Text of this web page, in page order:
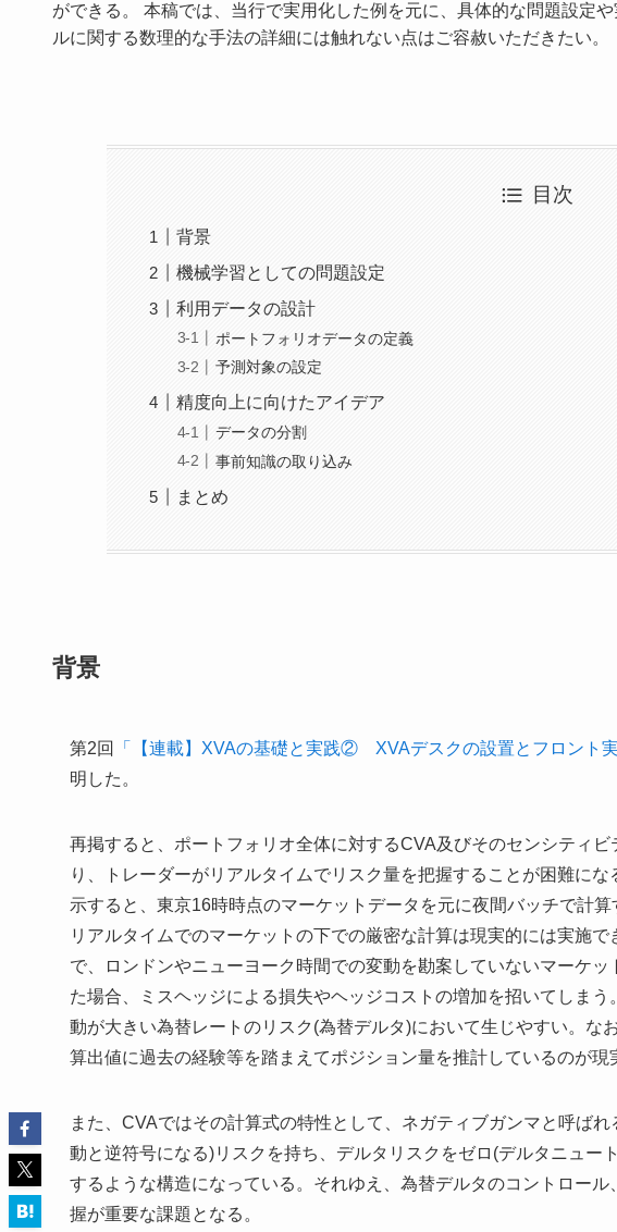
ができる。 本稿では、当行で実用化した例を元に、具体的な問題設定
ルに関する数理的な手法の詳細には触れない点はご容赦いただきたい。
目次
背景
機械学習としての問題設定
利用データの設計
ポートフォリオデータの定義
予測対象の設定
精度向上に向けたアイデア
データの分割
事前知識の取り込み
まとめ
背景
第2回 「【連載】XVAの基礎と実践② XVAデスクの設置とフロント実
明した。
再掲すると、ポートフォリオ全体に対するCVA及びそのセンシティ
り、トレーダーがリアルタイムでリスク量を把握することが困難に
示すると、東京16時時点のマーケットデータを元に夜間バッチで計算
リアルタイムでのマーケットの下での厳密な計算は現実的には実施
で、ロンドンやニューヨーク時間での変動を勘案していないマーケ
た場合、ミスヘッジによる損失やヘッジコストの増加を招いてしま
動が大きい為替レートのリスク(為替デルタ)において生じやすい。な
算出値に過去の経験等を踏まえてポジション量を推計しているのが現
また、CVAではその計算式の特性として、ネガティブガンマと呼ば
動と逆符号になる)リスクを持ち、デルタリスクをゼロ(デルタニュー
するような構造になっている。それゆえ、為替デルタのコントロー
握が重要な課題となる。